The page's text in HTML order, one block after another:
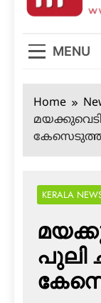
MENU
Home
KERALA
പുലി